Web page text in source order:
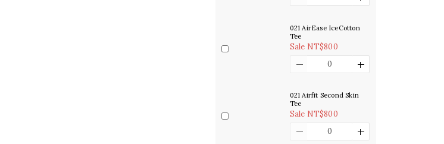
021 AirEase IceCotton
Tee
Sale NT$800
021 Airfit Second Skin
Tee
Sale NT$800